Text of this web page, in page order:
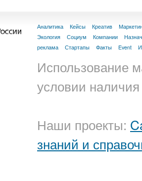
Аналитика Кейсы Креатив
Экология
Социум Компании
реклама
Стартапы Факты Event
Использование
условии
Наши проекты:
знаний и